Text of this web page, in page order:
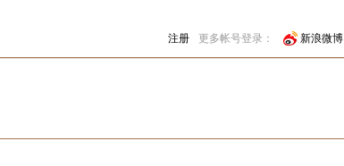
注册 更多帐号登录： 新浪微博